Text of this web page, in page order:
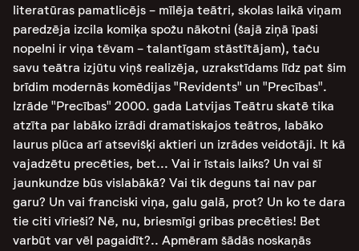
literatūras pamatlicējs - mīlēja teātri, skolas laikā viņam
paredzēja izcila komiķa spožu nākotni (šajā ziņā īpaši
nopelni ir viņa tēvam - talantīgam stāstītājam), taču
savu teātra izjūtu viņš realizēja, uzrakstīdams līdz pat šim
brīdim modernās komēdijas "Revidents" un "Precības".
Izrāde "Precības" 2000. gada Latvijas Teātru skatē tika
atzīta par labāko izrādi dramatiskajos teātros, labāko
laurus plūca arī atsevišķi aktieri un izrādes veidotāji. It kā
vajadzētu precēties, bet... Vai ir īstais laiks? Un vai šī
jaunkundze būs vislabākā? Vai tik deguns tai nav par
garu? Un vai franciski viņa, galu galā, prot? Un ko te dara
tie citi vīrieši? Nē, nu, briesmīgi gribas precēties! Bet
varbūt var vēl pagaidīt?.. Apmēram šādās noskaņās